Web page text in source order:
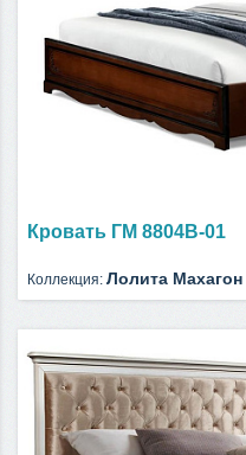
Кровать ГМ 8804В-01
Коллекция: Лолита Махагон